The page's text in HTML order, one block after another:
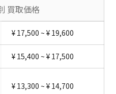
買取価格
¥ 17,500 ~ ¥ 19,600
¥ 15,400 ~ ¥ 17,500
¥ 13,300 ~ ¥ 14,700